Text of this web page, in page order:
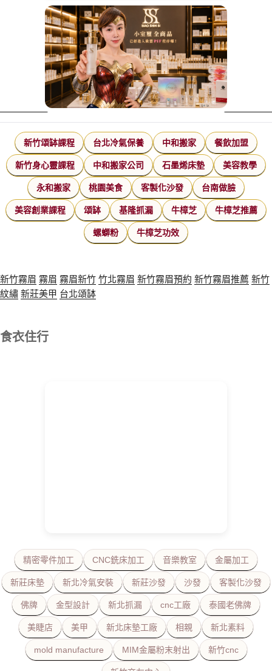
新竹頌缽課程 台北冷氣保養 中和搬家 餐飲加盟
新竹身心靈課程 中和搬家公司 石墨烯床墊 美容教學
永和搬家 桃園美食 客製化沙發 台南做臉
美容創業課程 頌缽 基隆抓漏 牛樟芝 牛樟芝推薦
螺螄粉 牛樟芝功效
新竹霧眉 霧眉 霧眉新竹竹北霧眉 新竹霧眉預約 新竹霧眉推薦 新竹
紋繡新莊美甲 台北頌缽
食衣住行
精密零件加工 CNC銑床加工 音樂教室 金屬加工
新莊床墊 新北冷氣安裝 新莊沙發 沙發 客製化沙發
佛牌 金型設計 新北抓漏 cnc工廠 泰國老佛牌
美睫店 美甲 新北床墊工廠 相親 新北素料
mold manufacture MIM金屬粉末射出 新竹cnc